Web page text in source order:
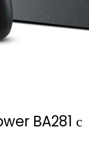
BA281 с